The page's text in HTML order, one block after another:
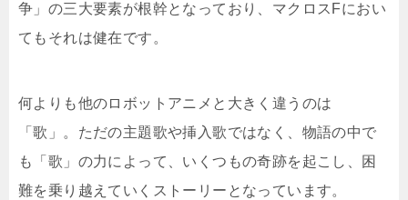
争」の三大要素が根幹となっており、マクロスFにおい
てもそれは健在です。
何よりも他のロボットアニメと大きく違うのは
「歌」。ただの主題歌や挿入歌ではなく、物語の中で
も「歌」の力によって、いくつもの奇跡を起こし、困
難を乗り越えていくストーリーとなっています。